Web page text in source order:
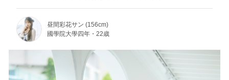
昼間彩花サン (156cm)
國學院大學四年・22歳